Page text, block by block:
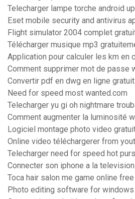
Telecharger lampe torche android
Eset mobile security and antivirus
Flight simulator 2004 complet
Télécharger musique mp3
Application pour calculer les km en
Comment supprimer mot de passe
Convertir pdf en dwg en ligne gratuit
Need for speed most wanted.com
Telecharger yu gi oh nightmare
Comment augmenter la luminosité
Logiciel montage photo video
Online video téléchargerer from
Telecharger need for speed hot
Connecter son iphone a la television
Toca hair salon me game online free
Photo editing software for